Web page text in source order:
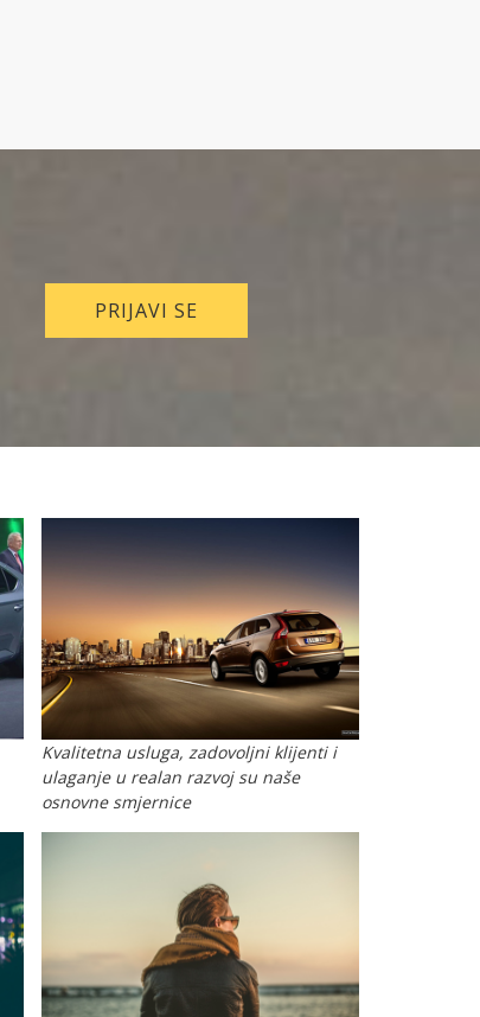
PRIJAVI SE
Kvalitetna usluga, zadovoljni klijenti i
ulaganje u realan razvoj su naše
osnovne smjernice